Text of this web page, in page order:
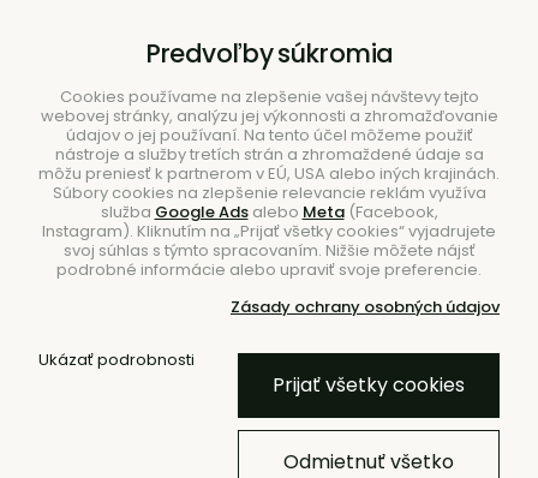
Hľadať
Úvod Nábytok Úložné riešenia
Košík Colu Basket Burgundy –
Predvoľby súkromia
Cookies používame na zlepšenie vašej návštevy tejto
webovej stránky, analýzu jej výkonnosti a zhromažďovanie
údajov o jej používaní. Na tento účel môžeme použiť
nástroje a služby tretích strán a zhromaždené údaje sa
môžu preniesť k partnerom v EÚ, USA alebo iných krajinách.
Súbory cookies na zlepšenie relevancie reklám využíva
služba Google Adsalebo Meta(Facebook,
Instagram). Kliknutím na „Prijať všetky cookies“ vyjadrujete
svoj súhlas s týmto spracovaním. Nižšie môžete nájsť
podrobné informácie alebo upraviť svoje preferencie.
Zásady ochrany osobných údajov
Ukázať podrobnosti
Prijať všetky cookies
Odmietnuť všetko